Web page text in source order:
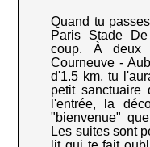
Quand tu
Paris Stade
coup. À
Courneuve -
d'1.5 km, tu
petit
l'entrée, la
"bienvenue"
Les suites sont